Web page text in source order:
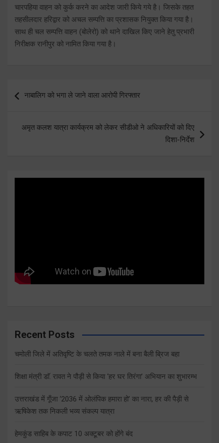
चारपहिया वाहन को कुर्क करने का आदेश जारी किये गये है। जिसके तहत
तहसीलदार हरिद्वार को अचल सम्पत्ति का प्रशासक नियुक्त किया गया है।
साथ ही चल सम्पत्ति वाहन (बोलेरो) को थाने दाखिल किए जाने हेतु प्रभारी
निरीक्षक रानीपुर को नामित किया गया है।
navigation
नाबालिग को भगा ले जाने वाला आरोपी गिरफ्तार
अमृत कलश यात्रा कार्यक्रम को लेकर सीडीओ ने अधिकारियों को दिए
दिशा-निर्देश
Recent Posts
चमोली जिले में अतिवृष्टि के चलते तमक नाले में बना बैली ब्रिज बहा
शिक्षा मंत्री डाॅ. रावत ने पौड़ी से किया ‘हर घर तिरंगा’ अभियान का शुभारम्भ
उत्तराखंड में गूँजा ‘2036 में ओलंपिक हमारा हो’ का नारा, हर की पैड़ी से
ऋषिकेश तक निकली भव्य संकल्प यात्रा
हेमकुंड साहिब के कपाट 10 अक्टूबर को होंगे बंद